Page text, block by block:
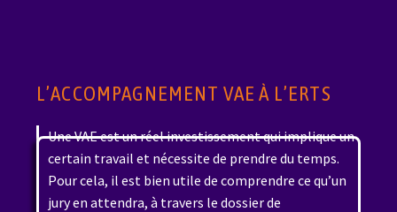
L’ACCOMPAGNEMENT VAE À L’ERTS
Une VAE est un réel investissement qui implique un
certain travail et nécessite de prendre du temps.
Pour cela, il est bien utile de comprendre ce qu’un
jury en attendra, à travers le dossier de